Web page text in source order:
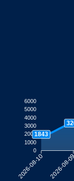
6000
5000
4000
3000
2000
1000
0
1843
2026-08-10 2026-08-09